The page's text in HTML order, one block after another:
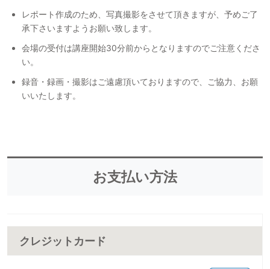
レポート作成のため、写真撮影をさせて頂きますが、予めご了
承下さいますようお願い致します。
会場の受付は講座開始30分前からとなりますのでご注意くださ
い。
録音・録画・撮影はご遠慮頂いておりますので、ご協力、お願
いいたします。
お支払い方法
クレジットカード